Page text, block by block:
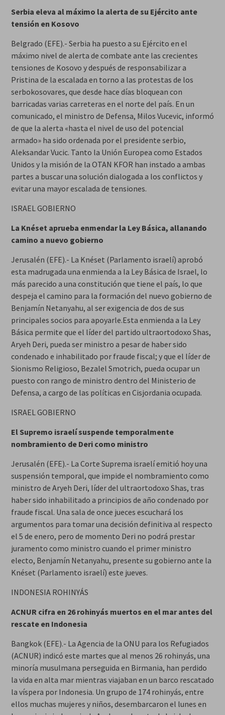
Serbia eleva al máximo la alerta de su Ejército ante
tensión en Kosovo
Belgrado (EFE).- Serbia ha puesto a su Ejército en el
máximo nivel de alerta de combate ante las crecientes
tensiones de Kosovo y después de responsabilizar a
Pristina de la escalada en torno a las protestas de los
serbokosovares, que desde hace días bloquean con
barricadas varias carreteras en el norte del país. En un
comunicado, el ministro de Defensa, Milos Vucevic, informó
de que la alerta «hasta el nivel de uso del potencial
armado» ha sido ordenada por el presidente serbio,
Aleksandar Vucic. Tanto la Unión Europea como Estados
Unidos y la misión de la OTAN KFOR han instado a ambas
partes a buscar una solución dialogada a los conflictos y
evitar una mayor escalada de tensiones.
ISRAEL GOBIERNO
La Knéset aprueba enmendar la Ley Básica, allanando
camino a nuevo gobierno
Jerusalén (EFE).- La Knéset (Parlamento israelí) aprobó
esta madrugada una enmienda a la Ley Básica de Israel, lo
más parecido a una constitución que tiene el país, lo que
despeja el camino para la formación del nuevo gobierno de
Benjamín Netanyahu, al ser exigencia de dos de sus
principales socios para apoyarle.Esta enmienda a la Ley
Básica permite que el líder del partido ultraortodoxo Shas,
Aryeh Deri, pueda ser ministro a pesar de haber sido
condenado e inhabilitado por fraude fiscal; y que el líder de
Sionismo Religioso, Bezalel Smotrich, pueda ocupar un
puesto con rango de ministro dentro del Ministerio de
Defensa, a cargo de las políticas en Cisjordania ocupada.
ISRAEL GOBIERNO
El Supremo israelí suspende temporalmente
nombramiento de Deri como ministro
Jerusalén (EFE).- La Corte Suprema israelí emitió hoy una
suspensión temporal, que impide el nombramiento como
ministro de Aryeh Deri, líder del ultraortodoxo Shas, tras
haber sido inhabilitado a principios de año condenado por
fraude fiscal. Una sala de once jueces escuchará los
argumentos para tomar una decisión definitiva al respecto
el 5 de enero, pero de momento Deri no podrá prestar
juramento como ministro cuando el primer ministro
electo, Benjamín Netanyahu, presente su gobierno ante la
Knéset (Parlamento israelí) este jueves.
INDONESIA ROHINYÁS
ACNUR cifra en 26 rohinyás muertos en el mar antes del
rescate en Indonesia
Bangkok (EFE).- La Agencia de la ONU para los Refugiados
(ACNUR) indicó este martes que al menos 26 rohinyás, una
minoría musulmana perseguida en Birmania, han perdido
la vida en alta mar mientras viajaban en un barco rescatado
la víspera por Indonesia. Un grupo de 174 rohinyás, entre
ellos muchas mujeres y niños, desembarcaron el lunes en